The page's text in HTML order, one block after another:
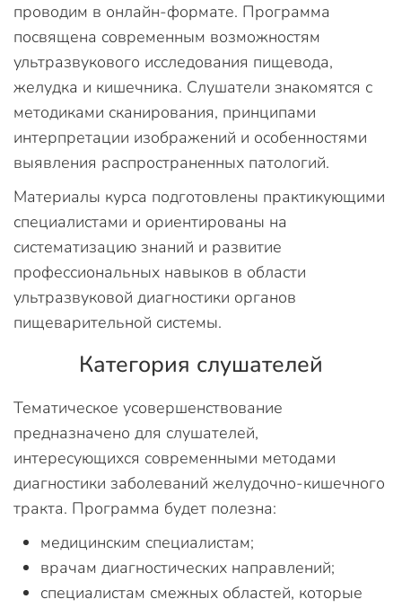
проводим в онлайн-формате. Программа
посвящена современным возможностям
ультразвукового исследования пищевода,
желудка и кишечника. Слушатели знакомятся с
методиками сканирования, принципами
интерпретации изображений и особенностями
выявления распространенных патологий.
Материалы курса подготовлены практикующими
специалистами и ориентированы на
систематизацию знаний и развитие
профессиональных навыков в области
ультразвуковой диагностики органов
пищеварительной системы.
Категория слушателей
Тематическое усовершенствование
предназначено для слушателей,
интересующихся современными методами
диагностики заболеваний желудочно-кишечного
тракта. Программа будет полезна:
медицинским специалистам;
врачам диагностических направлений;
специалистам смежных областей, которые